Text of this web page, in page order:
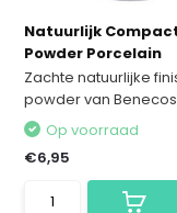
Natuurlijk
Powder Porcelain
Zachte natuurlijke
powder van
Op voorraad
€6,95